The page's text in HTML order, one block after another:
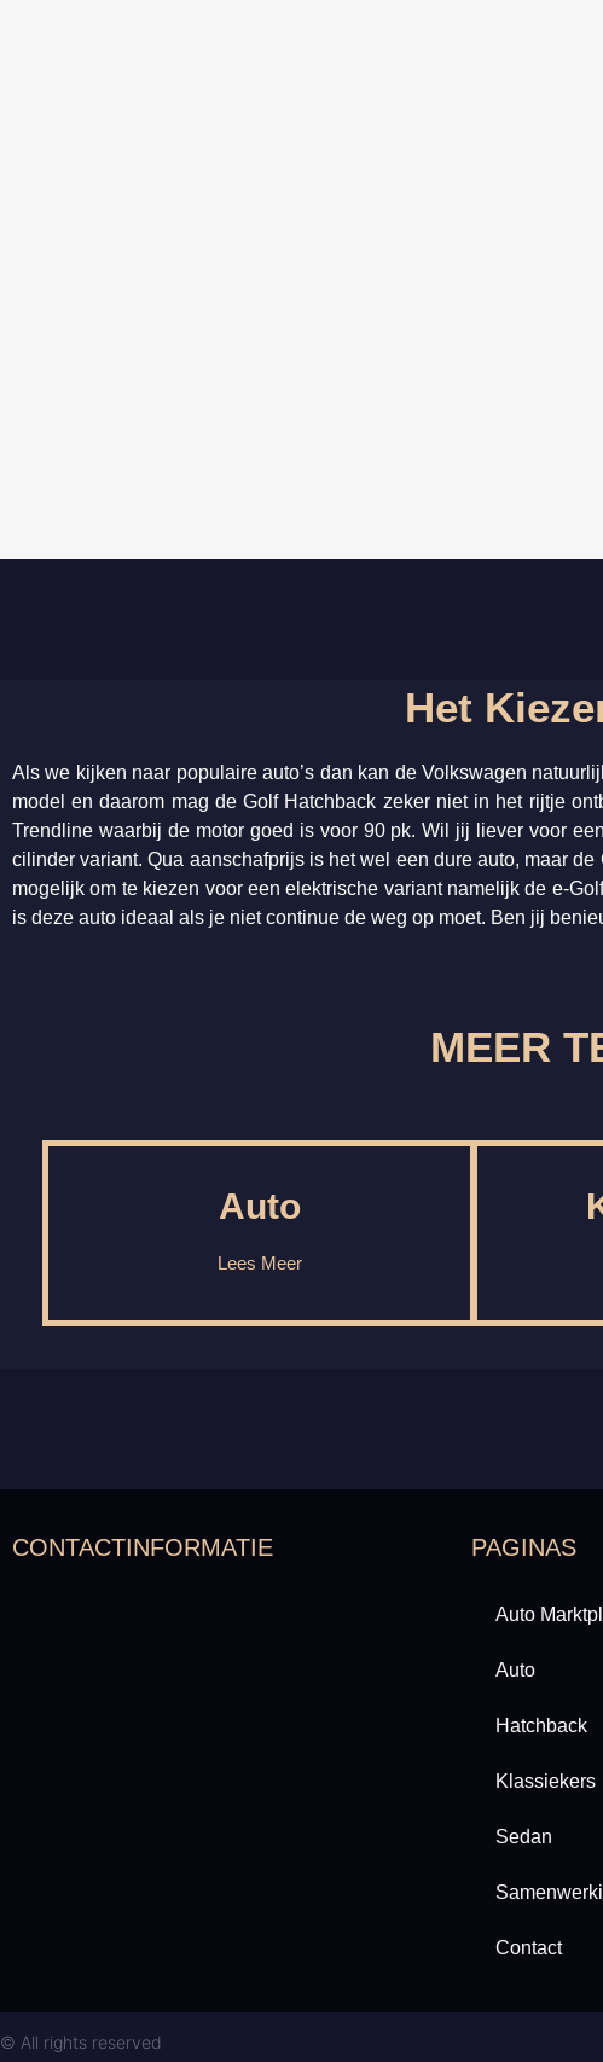
Het
Als we kijken naar populaire auto’s dan kan de Volkswagen
model en daarom mag de Golf Hatchback zeker niet in het rijtje
Trendline waarbij de motor goed is voor 90 pk. Wil jij liever voor
cilinder variant. Qua aanschafprijs is het wel een dure auto, maar
mogelijk om te kiezen voor een elektrische variant namelijk de e-
is deze auto ideaal als je niet continue de weg op moet. Ben jij
MEER
Auto
Lees Meer
CONTACTINFORMATIE PAGINAS
Auto
Auto
Hatchback
Klassiekers
Sedan
Contact
© All rights reserved